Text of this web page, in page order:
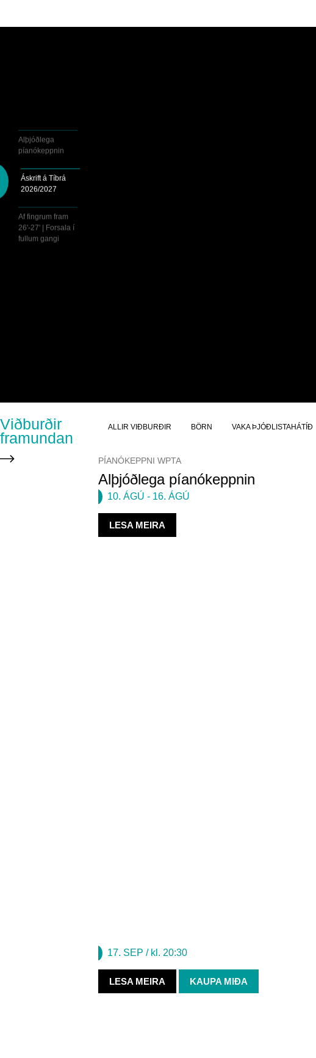
Alþjóðlega
píanókeppnin
Áskrift á Tíbrá
2026/2027
Af fingrum fram
26'-27' | Forsala í
fullum gangi
Viðburðir
framundan
ALLIR VIÐBURÐIR BÖRN VAKA ÞJÓÐLISTAHÁTÍÐ
PÍANÓKEPPNI WPTA
Alþjóðlega píanókeppnin
10. ÁGÚ - 16. ÁGÚ
LESA MEIRA
17. SEP / kl. 20:30
LESA MEIRA KAUPA MIÐA